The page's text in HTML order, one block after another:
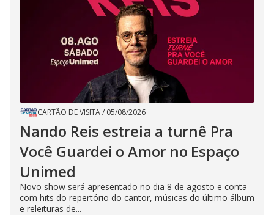
CARTÃO DE VISITA/ 05/08/2026
Nando Reis estreia a turnê Pra
Você Guardei o Amor no Espaço
Unimed
Novo show será apresentado no dia 8 de agosto e conta
com hits do repertório do cantor, músicas do último álbum
e releituras de...